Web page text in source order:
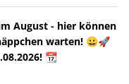
August - hier können
warten! 😀🚀
📆